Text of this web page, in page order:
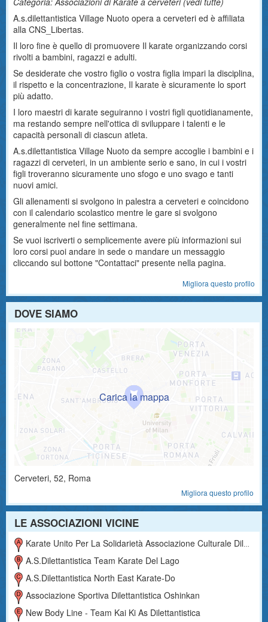
A.s.dilettantistica Village Nuoto opera a cerveteri ed è affiliata
alla CNS_Libertas.
Il loro fine è quello di promuovere Il karate organizzando corsi
rivolti a bambini, ragazzi e adulti.
Se desiderate che vostro figlio o vostra figlia impari la disciplina,
il rispetto e la concentrazione, Il karate è sicuramente lo sport
più adatto.
I loro maestri di karate seguiranno i vostri figli quotidianamente,
ma restando sempre nell'ottica di sviluppare i talenti e le
capacità personali di ciascun atleta.
A.s.dilettantistica Village Nuoto da sempre accoglie i bambini e i
ragazzi di cerveteri, in un ambiente serio e sano, in cui i vostri
figli troveranno sicuramente uno sfogo e uno svago e tanti
nuovi amici.
Gli allenamenti si svolgono in palestra a cerveteri e coincidono
con il calendario scolastico mentre le gare si svolgono
generalmente nel fine settimana.
Se vuoi iscriverti o semplicemente avere più informazioni sui
loro corsi puoi andare in sede o mandare un messaggio
cliccando sul bottone "Contattaci" presente nella pagina.
Migliora questo profilo
DOVE SIAMO
Cerveteri, 52, Roma
Migliora questo profilo
LE ASSOCIAZIONI VICINE
Karate Unito Per La Solidarietà Associazione Culturale Dilettantistica
A.s.dilettantistica Team Karate Del Lago
A.s.dilettantistica North East Karate-Do
Associazione Sportiva Dilettantistica Oshinkan
New Body Line - Team Kai Ki As Dilettantistica